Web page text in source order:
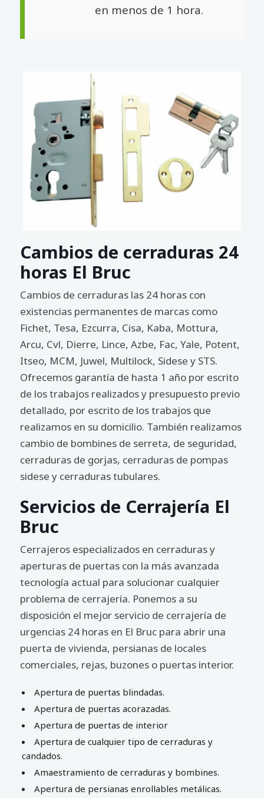
en menos de 1 hora.
Cambios de cerraduras 24
horas El Bruc
Cambios de cerraduras las 24 horas con
existencias permanentes de marcas como
Fichet, Tesa, Ezcurra, Cisa, Kaba, Mottura,
Arcu, Cvl, Dierre, Lince, Azbe, Fac, Yale, Potent,
Itseo, MCM, Juwel, Multilock, Sidese y STS.
Ofrecemos garantía de hasta 1 año por escrito
de los trabajos realizados y presupuesto previo
detallado, por escrito de los trabajos que
realizamos en su domicilio. También realizamos
cambio de bombines de serreta, de seguridad,
cerraduras de gorjas, cerraduras de pompas
sidese y cerraduras tubulares.
Servicios de Cerrajería El
Bruc
Cerrajeros especializados en cerraduras y
aperturas de puertas con la más avanzada
tecnología actual para solucionar cualquier
problema de cerrajería. Ponemos a su
disposición el mejor servicio de cerrajería de
urgencias 24 horas en El Bruc para abrir una
puerta de vivienda, persianas de locales
comerciales, rejas, buzones o puertas interior.
Apertura de puertas blindadas.
Apertura de puertas acorazadas.
Apertura de puertas de interior
Apertura de cualquier tipo de cerraduras y
candados.
Amaestramiento de cerraduras y bombines.
Apertura de persianas enrollables metálicas.